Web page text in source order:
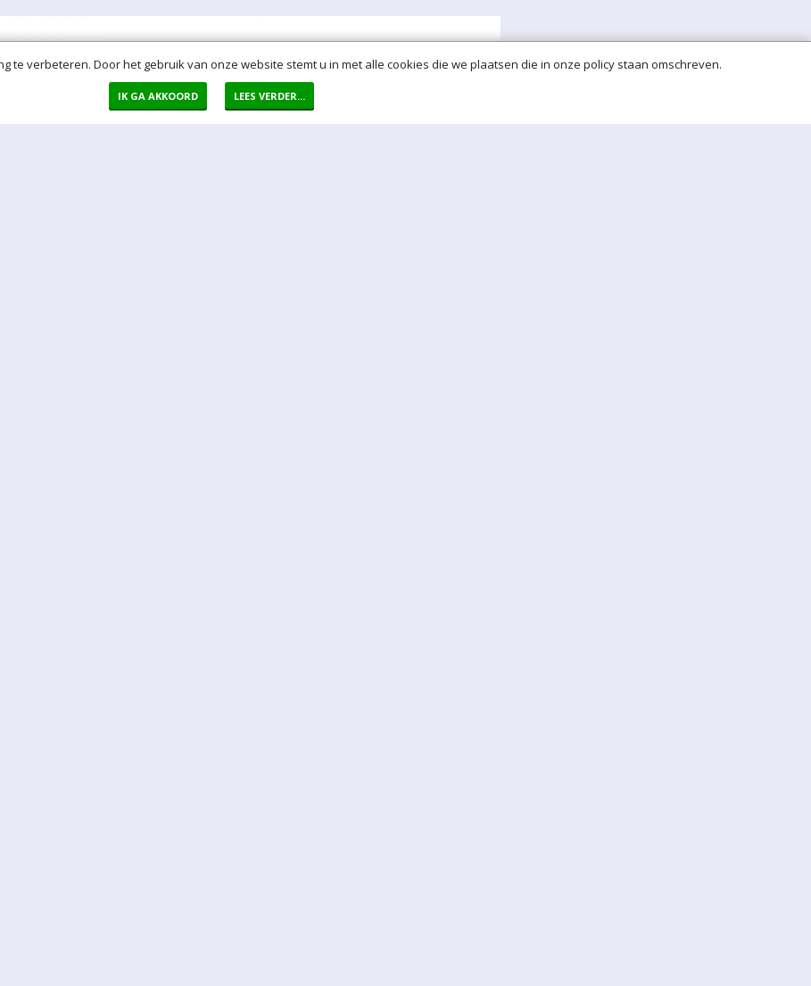
te verbeteren. Door het gebruik van onze website stemt u in met alle cookies die we plaatsen die in onze policy staan omschreven.
IK GA AKKOORD LEES VERDER...